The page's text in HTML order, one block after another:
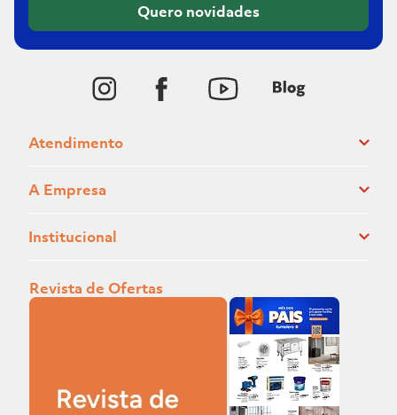
Quero novidades
Atendimento
A Empresa
Institucional
Revista de Ofertas